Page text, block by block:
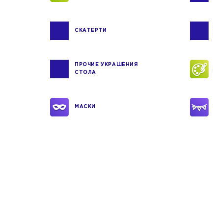
СКАТЕРТИ
ПРОЧИЕ УКРАШЕНИЯ
СТОЛА
МАСКИ